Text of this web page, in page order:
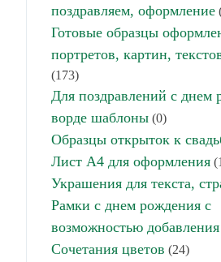
поздравляем, оформление
Готовые образцы
портретов, картин,
(173)
Для поздравлений с днем
ворде шаблоны (0)
Образцы открыток к
Лист А4 для оформления
Украшения для текста,
Рамки с днем рождения с
возможностью добавления
Сочетания цветов (24)